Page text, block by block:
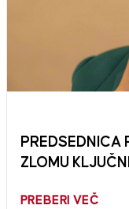
PREDSEDNICA
ZLOMU
PREBERI VEČ